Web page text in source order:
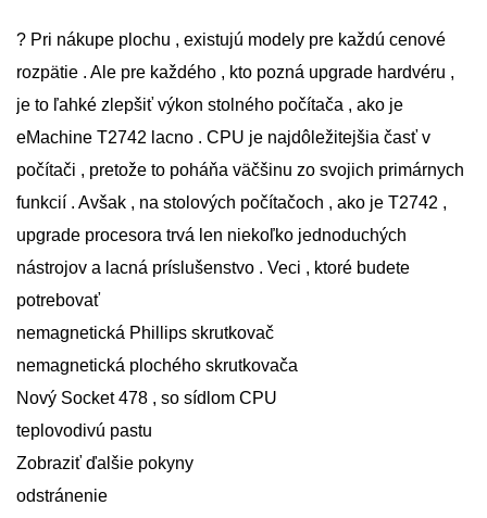
? Pri nákupe plochu , existujú modely pre každú cenové
rozpätie . Ale pre každého , kto pozná upgrade hardvéru ,
je to ľahké zlepšiť výkon stolného počítača , ako je
eMachine T2742 lacno . CPU je najdôležitejšia časť v
počítači , pretože to poháňa väčšinu zo svojich primárnych
funkcií . Avšak , na stolových počítačoch , ako je T2742 ,
upgrade procesora trvá len niekoľko jednoduchých
nástrojov a lacná príslušenstvo . Veci , ktoré budete
potrebovať
nemagnetická Phillips skrutkovač
nemagnetická plochého skrutkovača
Nový Socket 478 , so sídlom CPU
teplovodivú pastu
Zobraziť ďalšie pokyny
odstránenie